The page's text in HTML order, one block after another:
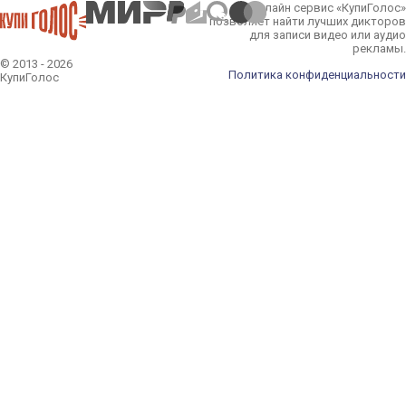
© 2013 - 2026
КупиГолос
Онлайн сервис «КупиГолос»
позволяет найти лучших дикторов
для записи видео или аудио
рекламы.
Политика конфиденциальности